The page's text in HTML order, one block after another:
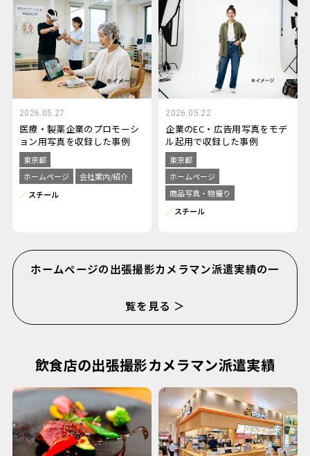
2026.05.27
医療・製薬企業のプロモーシ
ョン用写真を収録した事例
東京都
ホームページ
会社案内/紹介
スチール
2026.05.22
企業のEC・広告用写真をモデ
ル起用で収録した事例
東京都
ホームページ
商品写真・物撮り
スチール
ホームページの出張撮影カメラマン派遣実績の一
覧を見る ＞
飲食店の出張撮影カメラマン派遣実績